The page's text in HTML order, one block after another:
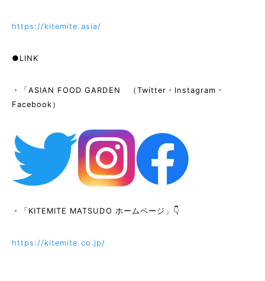
https://kitemite.asia/
●LINK
・「ASIAN FOOD GARDEN （Twitter・Instagram・
Facebook）
・「KITEMITE MATSUDO ホームページ」👇
https://kitemite.co.jp/